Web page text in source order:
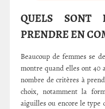
QUELS SONT
PRENDRE EN
Beaucoup de femmes se
montre quand elles ont 40
nombre de critères à
choix, notamment la
aiguilles ou encore le type